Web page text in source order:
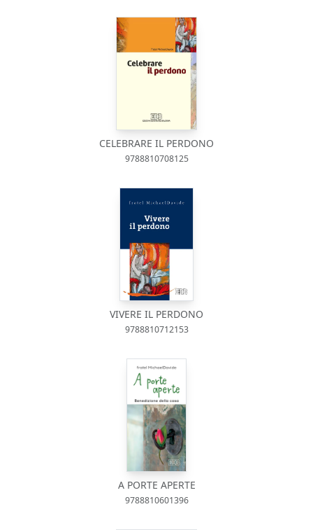
CELEBRARE IL PERDONO
9788810708125
VIVERE IL PERDONO
9788810712153
A PORTE APERTE
9788810601396